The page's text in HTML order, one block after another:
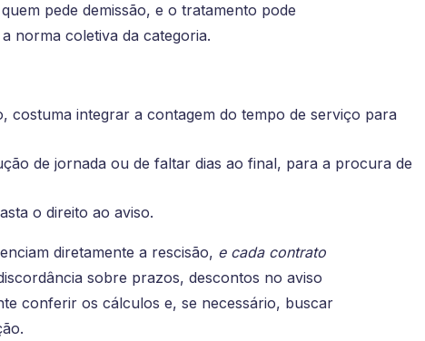
pede demissão, e o tratamento pode
norma coletiva da categoria.
costuma integrar a contagem do tempo de serviço para
de jornada ou de faltar dias ao final, para a procura de
o direito ao aviso.
diretamente a rescisão, e cada contrato
sobre prazos, descontos no aviso
conferir os cálculos e, se necessário, buscar